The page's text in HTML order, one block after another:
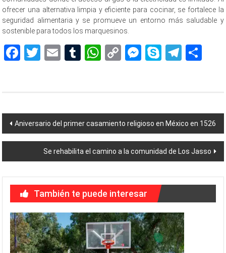
ofrecer una alternativa limpia y eficiente para cocinar, se fortalece la
seguridad alimentaria y se promueve un entorno más saludable y
sostenible para todos los marquesinos.
Facebook
Twitter
EmailTumblr
WhatsApp
CopyMessenger
Skype
Navegación
de
entradas
Aniversario del primer casamiento religioso en México en 1526
Se rehabilita el camino a la comunidad de Los Jasso
También te puede interesar